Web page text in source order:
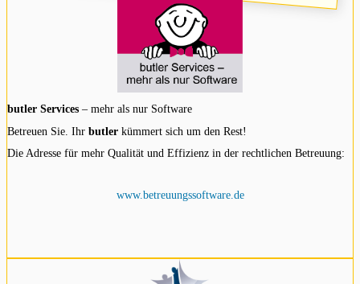
butler Services – mehr als nur Software
Betreuen Sie. Ihr butler kümmert sich um den Rest!
Die Adresse für mehr Qualität und Effizienz in der rechtlichen Betreuung:
www.betreuungssoftware.de